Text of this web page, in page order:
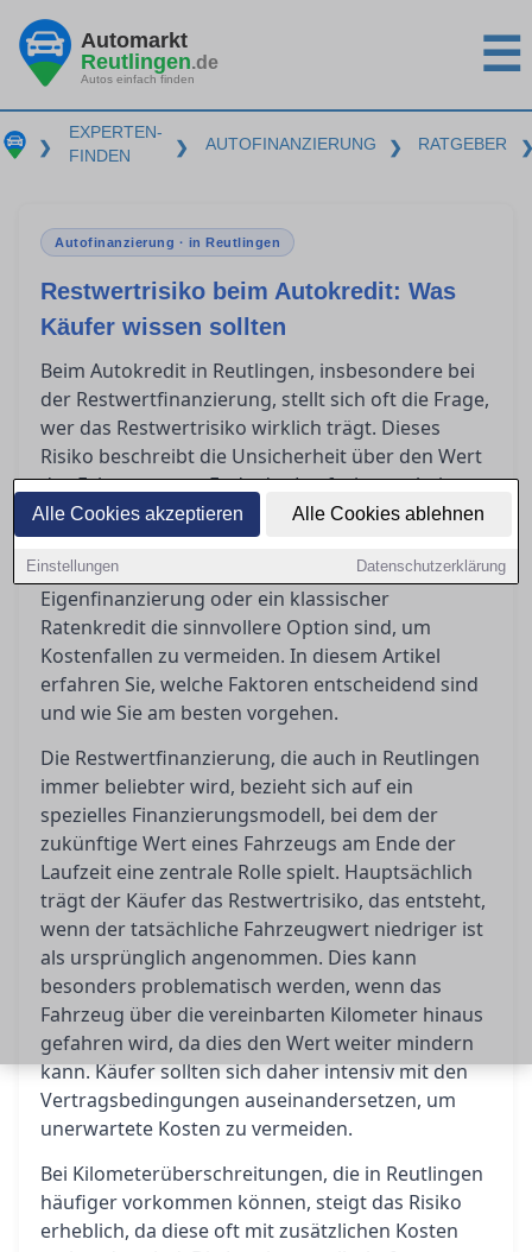
Alle Cookies akzeptieren Alle Cookies ablehnen
Einstellungen Datenschutzerklärung
Automarkt
Reutlingen.de
Autos einfach finden ☰
❯
EXPERTEN-
FINDEN
❯ AUTOFINANZIERUNG ❯ RATGEBER
Autofinanzierung · in Reutlingen
Restwertrisiko beim Autokredit: Was
Käufer wissen sollten
Beim Autokredit in Reutlingen, insbesondere bei
der Restwertfinanzierung, stellt sich oft die Frage,
wer das Restwertrisiko wirklich trägt. Dieses
Risiko beschreibt die Unsicherheit über den Wert
des Fahrzeugs am Ende der Laufzeit, was bei
Kilometerüberschreitungen noch größere
finanzielle Auswirkungen haben kann. Käufer
stehen somit vor der Entscheidung, ob
Eigenfinanzierung oder ein klassischer
Ratenkredit die sinnvollere Option sind, um
Kostenfallen zu vermeiden. In diesem Artikel
erfahren Sie, welche Faktoren entscheidend sind
und wie Sie am besten vorgehen.
Die Restwertfinanzierung, die auch in Reutlingen
immer beliebter wird, bezieht sich auf ein
spezielles Finanzierungsmodell, bei dem der
zukünftige Wert eines Fahrzeugs am Ende der
Laufzeit eine zentrale Rolle spielt. Hauptsächlich
trägt der Käufer das Restwertrisiko, das entsteht,
wenn der tatsächliche Fahrzeugwert niedriger ist
als ursprünglich angenommen. Dies kann
besonders problematisch werden, wenn das
Fahrzeug über die vereinbarten Kilometer hinaus
gefahren wird, da dies den Wert weiter mindern
kann. Käufer sollten sich daher intensiv mit den
Vertragsbedingungen auseinandersetzen, um
unerwartete Kosten zu vermeiden.
Bei Kilometerüberschreitungen, die in Reutlingen
häufiger vorkommen können, steigt das Risiko
erheblich, da diese oft mit zusätzlichen Kosten